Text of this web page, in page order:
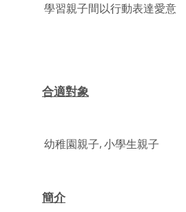
學習親子間以行動表達愛意
合適對象
幼稚園親子, 小學生親子
簡介